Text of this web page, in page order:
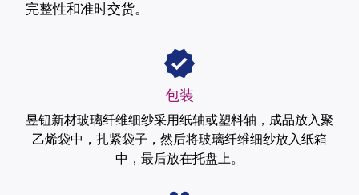
完整性和准时交货。
包装
昱钮新材玻璃纤维细纱采用纸轴或塑料轴，成品放入聚
乙烯袋中，扎紧袋子，然后将玻璃纤维细纱放入纸箱
中，最后放在托盘上。